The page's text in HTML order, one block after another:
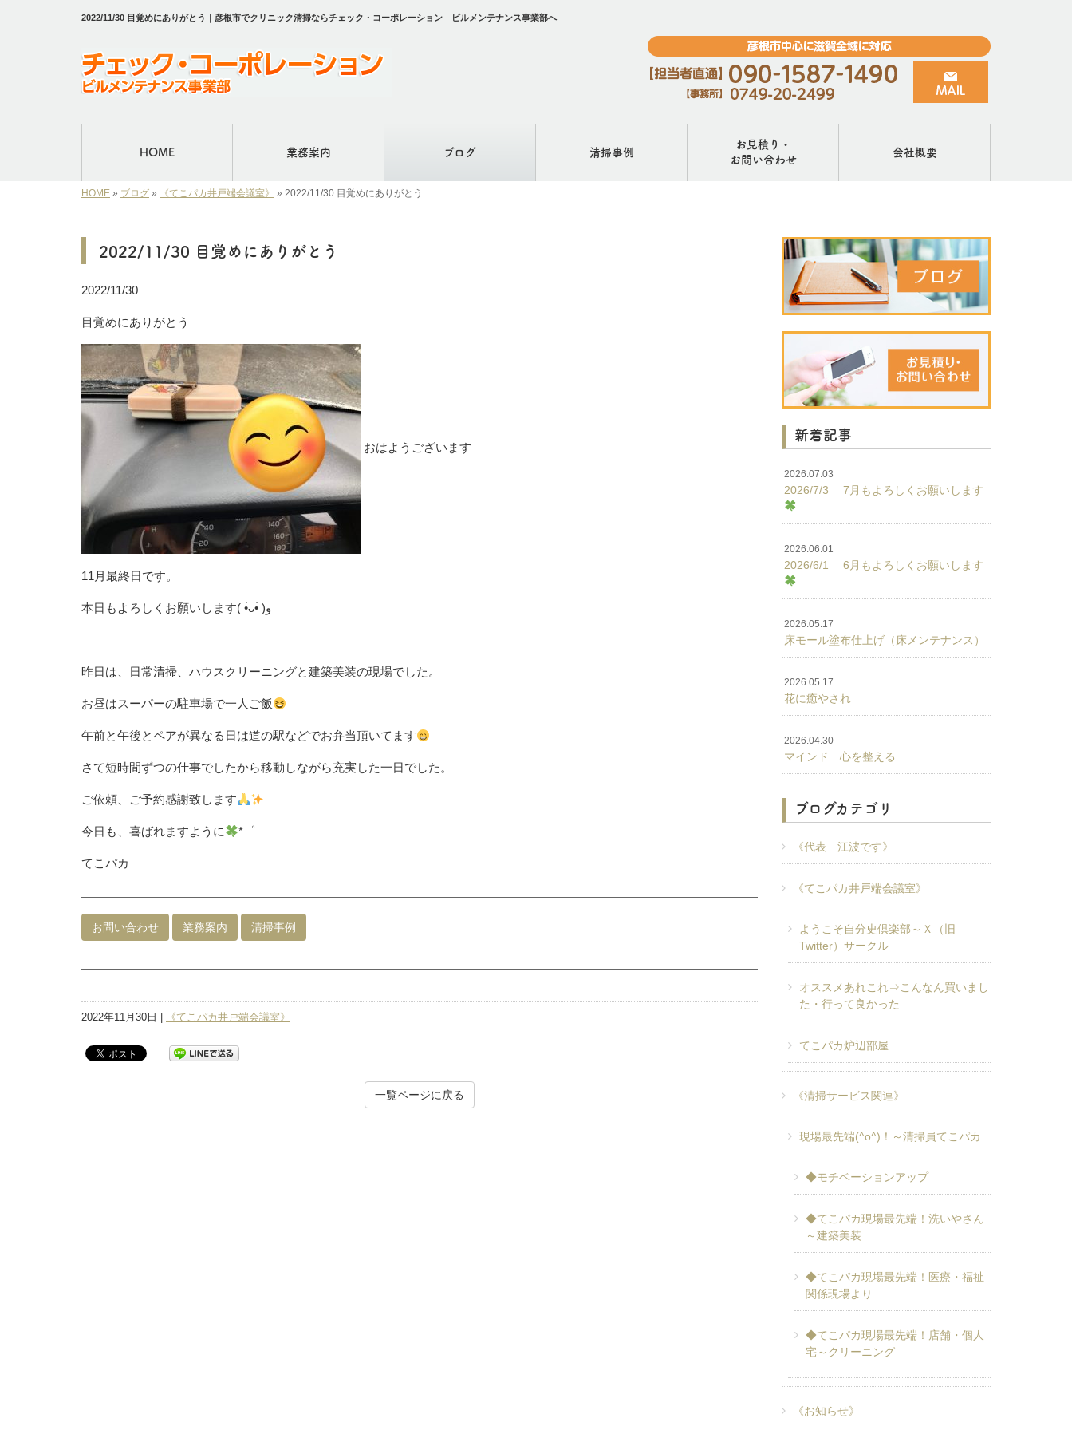
2022/11/30 目覚めにありがとう｜彦根市でクリニック清掃ならチェック・コーポレーション ビルメンテナンス事業部へ
HOME 業務案内 ブログ 清掃事例
お見積り・
お問い合わせ
会社概要
HOME » ブログ » 《てこパカ井戸端会議室》 » 2022/11/30 目覚めにありがとう
2022/11/30 目覚めにありがとう
2022/11/30
目覚めにありがとう
おはようございます
11月最終日です。
本日もよろしくお願いします( •̀ᴗ•́ )و
昨日は、日常清掃、ハウスクリーニングと建築美装の現場でした。
お昼はスーパーの駐車場で一人ご飯
午前と午後とペアが異なる日は道の駅などでお弁当頂いてます
さて短時間ずつの仕事でしたから移動しながら充実した一日でした。
ご依頼、ご予約感謝致します
今日も、喜ばれますように *゜
てこパカ
お問い合わせ 業務案内 清掃事例
2022年11月30日 | 《てこパカ井戸端会議室》
一覧ページに戻る
新着記事
2026.07.03
2026/7/3 7月もよろしくお願いします
2026.06.01
2026/6/1 6月もよろしくお願いします
2026.05.17
床モール塗布仕上げ（床メンテナンス）
2026.05.17
花に癒やされ
2026.04.30
マインド 心を整える
ブログカテゴリ
《代表 江波です》
《てこパカ井戸端会議室》
ようこそ自分史倶楽部～Ｘ（旧
Twitter）サークル
オススメあれこれ⇒こんなん買いまし
た・行って良かった
てこパカ炉辺部屋
《清掃サービス関連》
現場最先端(^o^)！～清掃員てこパカ
◆モチベーションアップ
◆てこパカ現場最先端！洗いやさん
～建築美装
◆てこパカ現場最先端！医療・福祉
関係現場より
◆てこパカ現場最先端！店舗・個人
宅～クリーニング
《お知らせ》